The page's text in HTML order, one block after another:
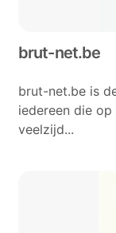
brut-net.be
brut-net.be is
iedereen die
veelzijd...